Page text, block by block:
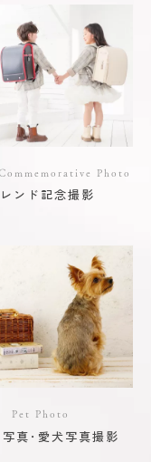
Photo
ンド記念撮影
Pet Photo
真･愛犬写真撮影